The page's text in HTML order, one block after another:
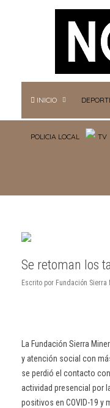
INICIO
POLICIA LOCAL TV
Se retoman los
Escrito por Fundación
La Fundación Sierra
y atención social con
se perdió el contacto
actividad presencial por
positivos en COVID-19 y